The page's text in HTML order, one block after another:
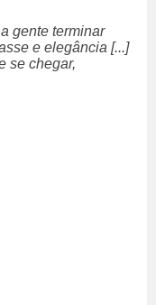
gente terminar
e elegância [...]
se chegar,